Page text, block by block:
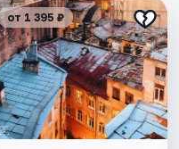
от 1 395 ₽